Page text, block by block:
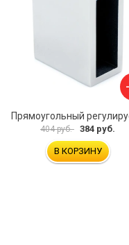
404 руб. 384 руб.
В КОРЗИНУ